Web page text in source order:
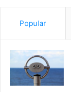
Popular